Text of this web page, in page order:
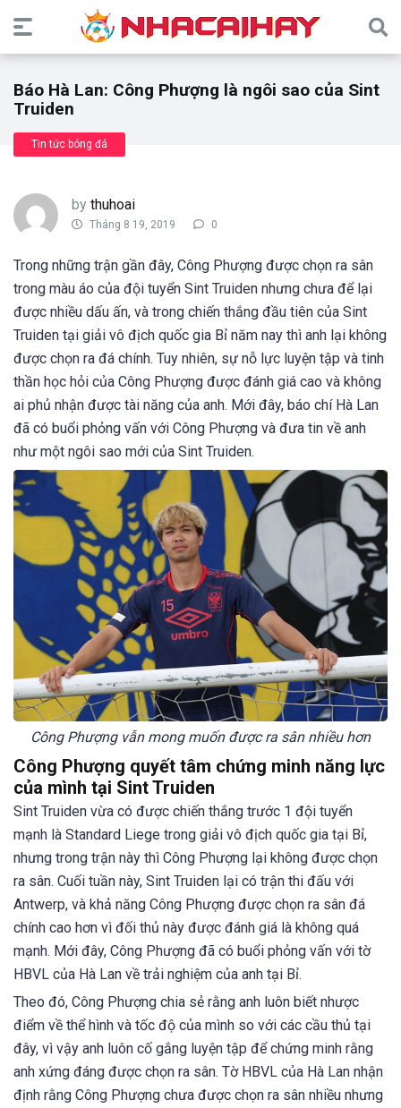
Báo Hà Lan: Công Phượng là ngôi sao của Sint
Truiden
Tin tức bóng đá
by thuhoai
Tháng 8 19, 2019 0
Trong những trận gần đây, Công Phượng được chọn ra sân
trong màu áo của đội tuyển Sint Truiden nhưng chưa để lại
được nhiều dấu ấn, và trong chiến thắng đầu tiên của Sint
Truiden tại giải vô địch quốc gia Bỉ năm nay thì anh lại không
được chọn ra đá chính. Tuy nhiên, sự nỗ lực luyện tập và tinh
thần học hỏi của Công Phượng được đánh giá cao và không
ai phủ nhận được tài năng của anh. Mới đây, báo chí Hà Lan
đã có buổi phỏng vấn với Công Phượng và đưa tin về anh
như một ngôi sao mới của Sint Truiden.
Công Phượng vẫn mong muốn được ra sân nhiều hơn
Công Phượng quyết tâm chứng minh năng lực
của mình tại Sint Truiden
Sint Truiden vừa có được chiến thắng trước 1 đội tuyển
mạnh là Standard Liege trong giải vô địch quốc gia tại Bỉ,
nhưng trong trận này thì Công Phượng lại không được chọn
ra sân. Cuối tuần này, Sint Truiden lại có trận thi đấu với
Antwerp, và khả năng Công Phượng được chọn ra sân đá
chính cao hơn vì đối thủ này được đánh giá là không quá
mạnh. Mới đây, Công Phượng đã có buổi phỏng vấn với tờ
HBVL của Hà Lan về trải nghiệm của anh tại Bỉ.
Theo đó, Công Phượng chia sẻ rằng anh luôn biết nhược
điểm về thể hình và tốc độ của mình so với các cầu thủ tại
đây, vì vậy anh luôn cố gắng luyện tập để chứng minh rằng
anh xứng đáng được chọn ra sân. Tờ HBVL của Hà Lan nhận
định rằng Công Phượng chưa được chọn ra sân nhiều nhưng